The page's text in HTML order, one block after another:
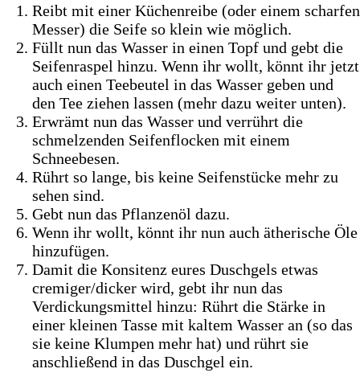
Reibt mit einer Küchenreibe (oder einem scharfen
Messer) die Seife so klein wie möglich.
Füllt nun das Wasser in einen Topf und gebt die
Seifenraspel hinzu. Wenn ihr wollt, könnt ihr jetzt
auch einen Teebeutel in das Wasser geben und
den Tee ziehen lassen (mehr dazu weiter unten).
Erwrämt nun das Wasser und verrührt die
schmelzenden Seifenflocken mit einem
Schneebesen.
Rührt so lange, bis keine Seifenstücke mehr zu
sehen sind.
Gebt nun das Pflanzenöl dazu.
Wenn ihr wollt, könnt ihr nun auch ätherische Öle
hinzufügen.
Damit die Konsitenz eures Duschgels etwas
cremiger/dicker wird, gebt ihr nun das
Verdickungsmittel hinzu: Rührt die Stärke in
einer kleinen Tasse mit kaltem Wasser an (so das
sie keine Klumpen mehr hat) und rührt sie
anschließend in das Duschgel ein.